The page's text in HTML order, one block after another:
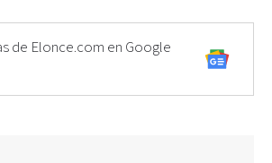
de Elonce.com en Google